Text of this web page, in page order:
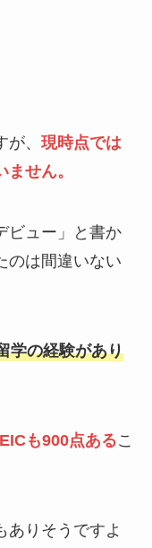
、 現時点では
せん。
ビュー」と書か
のは間違いない
学の経験があり
も900点あるこ
ありそうですよ